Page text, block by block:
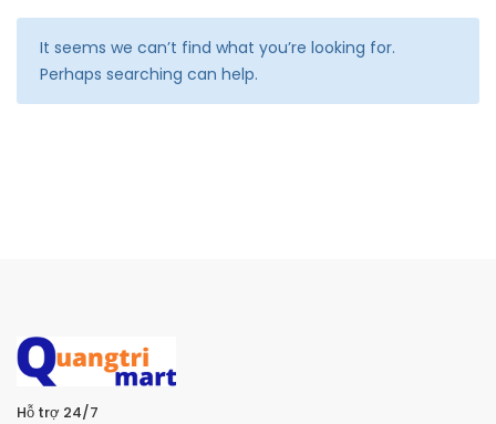
It seems we can’t find what you’re looking for.
Perhaps searching can help.
Hỗ trợ 24/7